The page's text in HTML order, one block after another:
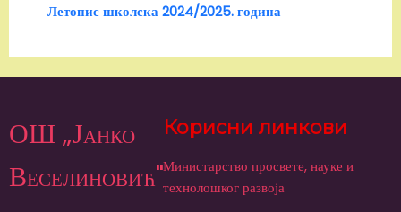
Летопис школска 2024/2025. година
ОШ „Јанко
Веселиновић"
Корисни линкови
Министарство просвете, науке и
технолошког развоја